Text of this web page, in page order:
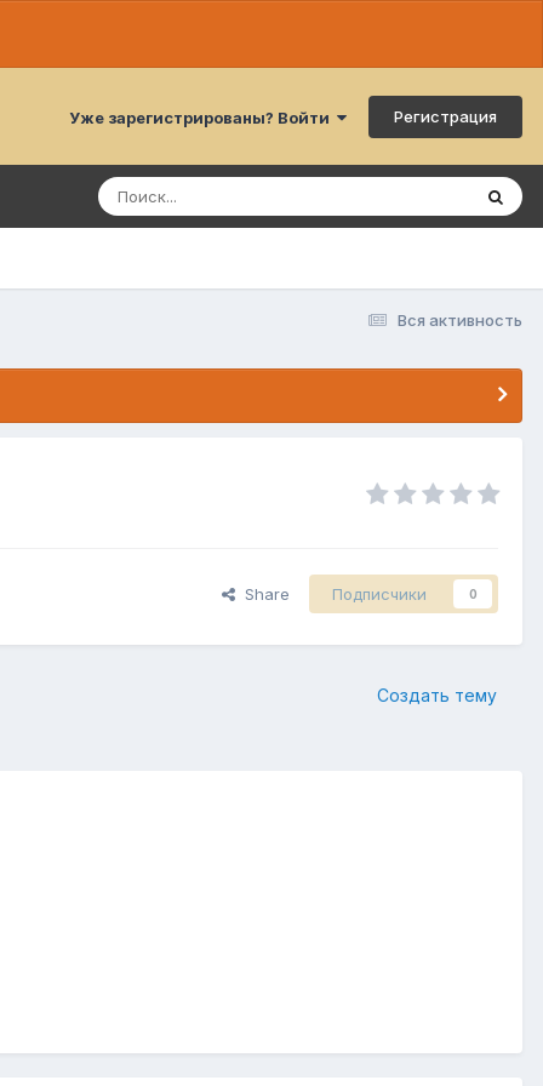
Уже зарегистрированы? Войти Регистрация
Вся активность
Share Подписчики 0
Создать тему